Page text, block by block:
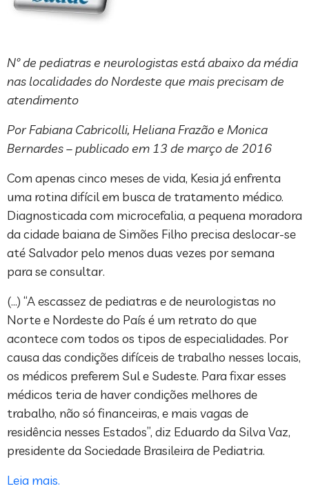
Nº de pediatras e neurologistas está abaixo da média
nas localidades do Nordeste que mais precisam de
atendimento
Por Fabiana Cabricolli, Heliana Frazão e Monica
Bernardes – publicado em 13 de março de 2016
Com apenas cinco meses de vida, Kesia já enfrenta
uma rotina difícil em busca de tratamento médico.
Diagnosticada com microcefalia, a pequena moradora
da cidade baiana de Simões Filho precisa deslocar-se
até Salvador pelo menos duas vezes por semana
para se consultar.
(…) “A escassez de pediatras e de neurologistas no
Norte e Nordeste do País é um retrato do que
acontece com todos os tipos de especialidades. Por
causa das condições difíceis de trabalho nesses locais,
os médicos preferem Sul e Sudeste. Para fixar esses
médicos teria de haver condições melhores de
trabalho, não só financeiras, e mais vagas de
residência nesses Estados”, diz Eduardo da Silva Vaz,
presidente da Sociedade Brasileira de Pediatria.
Leia mais.